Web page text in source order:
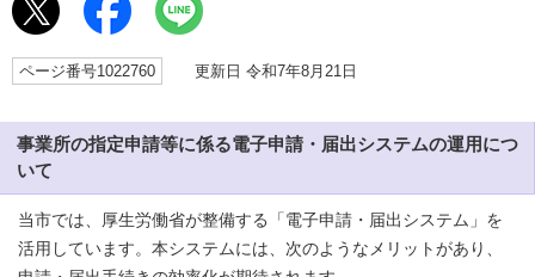
ページ番号1022760 更新日 令和7年8月21日
事業所の指定申請等に係る電子申請・届出システムの運用につ
いて
当市では、厚生労働省が整備する「電子申請・届出システム」を
活用しています。本システムには、次のようなメリットがあり、